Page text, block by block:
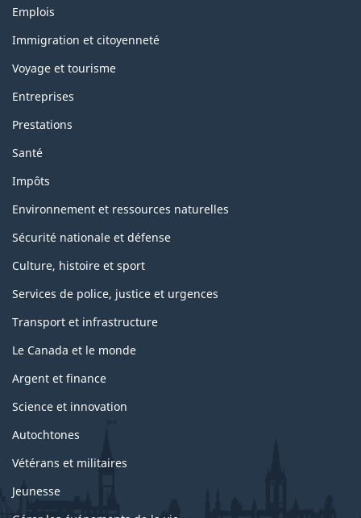
Themes
topics
Emplois
Immigration et citoyenneté
Voyage et tourisme
Entreprises
Prestations
Santé
Impôts
Environnement et ressources naturelles
Sécurité nationale et défense
Culture, histoire et sport
Services de police, justice et urgences
Transport et infrastructure
Le Canada et le monde
Argent et finance
Science et innovation
Autochtones
Vétérans et militaires
Jeunesse